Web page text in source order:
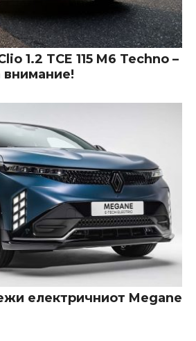
1.2 TCE 115 M6 Techno –
внимание!
електричниот Megane